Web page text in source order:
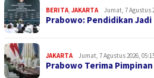
BERITA JAKARTA Jumat, 7 Agustus
Prabowo: Pendidikan
JAKARTA Jumat, 7 Agustus 2026,
Prabowo Terima